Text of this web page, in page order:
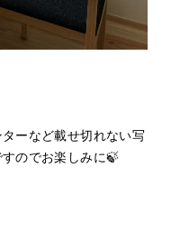
ーなど載せ切れない写
のでお楽しみに🍃